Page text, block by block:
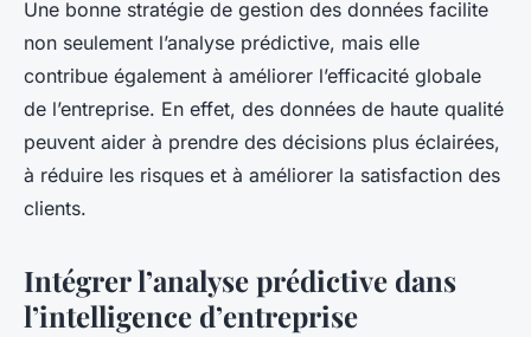
Une bonne stratégie de gestion des données facilite
non seulement l’analyse prédictive, mais elle
contribue également à améliorer l’efficacité globale
de l’entreprise. En effet, des données de haute qualité
peuvent aider à prendre des décisions plus éclairées,
à réduire les risques et à améliorer la satisfaction des
clients.
Intégrer l’analyse prédictive dans
l’intelligence d’entreprise